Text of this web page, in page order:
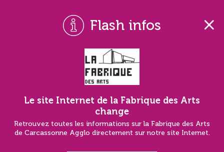
Flash infos
Le site Internet de la Fabrique des Arts
change
Retrouvez toutes les informations sur la Fabrique des Arts
de Carcassonne Agglo directement sur notre site Internet.